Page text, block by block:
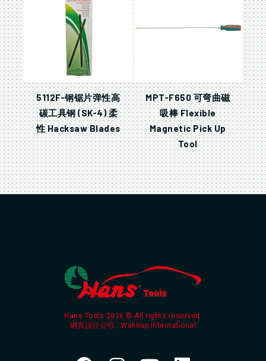
5112F-钢锯片弹性高
碳工具钢 (SK-4) 柔
性 Hacksaw Blades
MPT-F650 可弯曲磁
吸棒 Flexible
Magnetic Pick Up
Tool
Hans Tools 2026 © All rights reserved.
網頁設計公司 : Wakeup International